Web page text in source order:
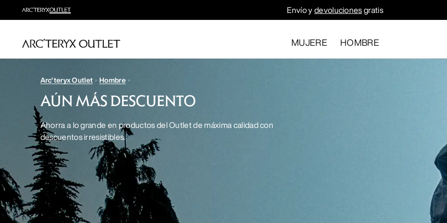
Envío ydevolucionesgratis
MUJERE HOMBRE
Arc'teryx Outlet Hombre
AÚN MÁS DESCUENTO
Ahorra a lo grande en productos del Outlet de máxima calidad con
descuentos irresistibles.